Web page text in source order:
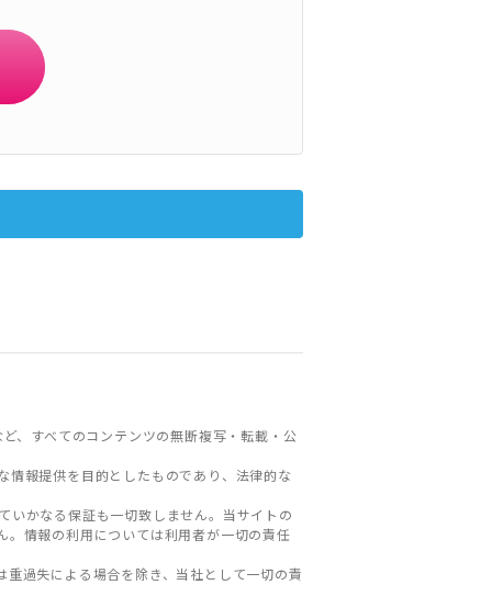
、すべてのコンテンツの無断複写・転載・公
報提供を目的としたものであり、法律的な
いかなる保証も一切致しません。当サイトの
情報の利用については利用者が一切の責任
過失による場合を除き、当社として一切の責